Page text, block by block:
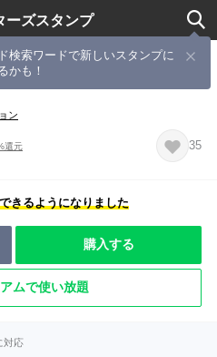
ーズスタンプ
検索ワードで新しいスタンプに
かも！
架（カシワバラアスカ）スタ
ン
還元 35
きるようになりました
購入する
ムで使い放題
対応